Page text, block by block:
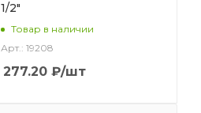
1/2"
Товар в наличии
Арт.: 19208
277.20₽/шт